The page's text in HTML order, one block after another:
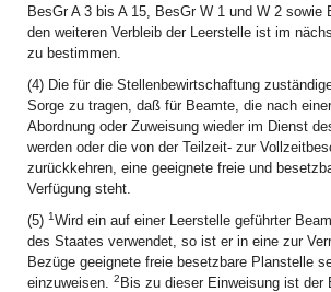
BesGr A 3 bis A 15, BesGr W 1 und W 2 sowie
den weiteren Verbleib der Leerstelle ist im
zu bestimmen.
(4) Die für die Stellenbewirtschaftung
Sorge zu tragen, daß für Beamte, die nach
Abordnung oder Zuweisung wieder im Dienst
werden oder die von der Teilzeit- zur
zurückkehren, eine geeignete freie und
Verfügung steht.
(5) 1Wird ein auf einer Leerstelle geführter
des Staates verwendet, so ist er in eine zur
Bezüge geeignete freie besetzbare Planstelle
einzuweisen. 2 Bis zu dieser Einweisung ist der